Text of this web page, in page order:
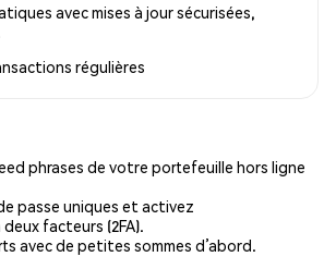
avec mises à jour sécurisées,
régulières
phrases de votre portefeuille hors ligne
passe uniques et activez
facteurs (2FA).
avec de petites sommes d’abord.